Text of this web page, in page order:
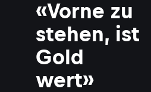
«Vorne zu
stehen, ist
Gold
wert»